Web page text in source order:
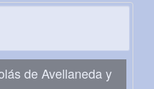
de Avellaneda y